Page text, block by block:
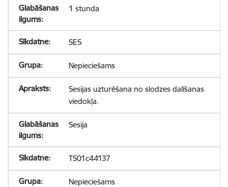
1 stunda
SES
Nepieciešams
Sesijas uzturēšana no slodzes dalīšanas
viedokļa.
Sesija
TS01c44137
Nepieciešams